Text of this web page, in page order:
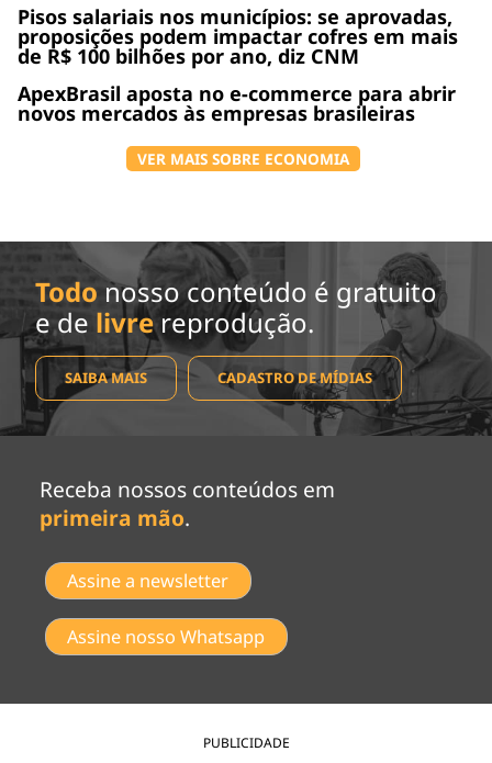
Pisos salariais nos municípios: se aprovadas,
proposições podem impactar cofres em mais
de R$ 100 bilhões por ano, diz CNM
ApexBrasil aposta no e-commerce para abrir
novos mercados às empresas brasileiras
VER MAIS SOBRE ECONOMIA
Todo nosso conteúdo é gratuito
e de livrereprodução.
SAIBA MAIS CADASTRO DE MÍDIAS
Receba nossos conteúdos em
primeira mão.
Assine a newsletter
Assine nosso Whatsapp
PUBLICIDADE